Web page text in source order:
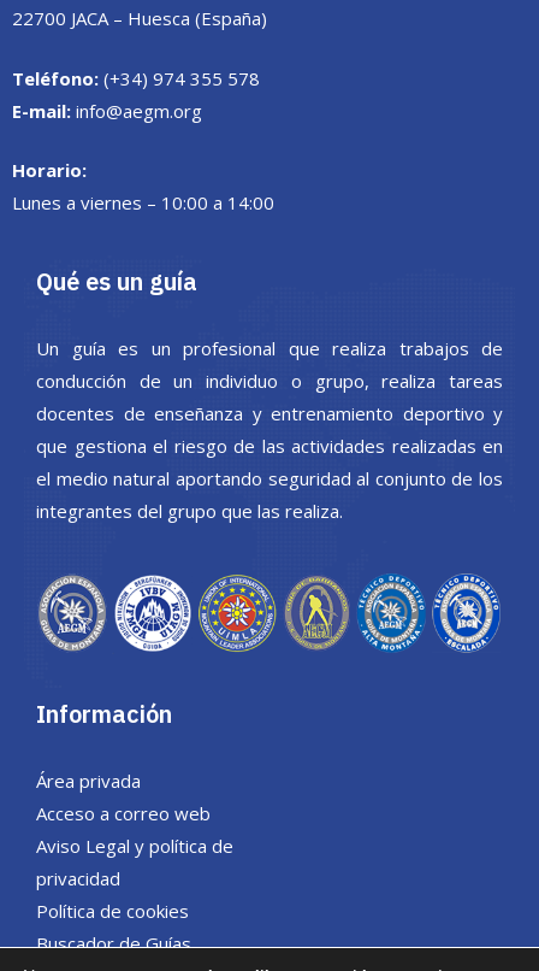
22700 JACA – Huesca (España)
Teléfono: (+34) 974 355 578
E-mail: info@aegm.org
Horario:
Lunes a viernes – 10:00 a 14:00
Qué es un guía
Un guía es un profesional que realiza trabajos de
conducción de un individuo o grupo, realiza tareas
docentes de enseñanza y entrenamiento deportivo y
que gestiona el riesgo de las actividades realizadas en
el medio natural aportando seguridad al conjunto de los
integrantes del grupo que las realiza.
Información
Área privada
Acceso a correo web
Aviso Legal y política de
privacidad
Política de cookies
Buscador de Guías